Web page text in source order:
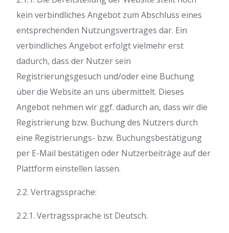
kein verbindliches Angebot zum Abschluss eines
entsprechenden Nutzungsvertrages dar. Ein
verbindliches Angebot erfolgt vielmehr erst
dadurch, dass der Nutzer sein
Registrierungsgesuch und/oder eine Buchung
über die Website an uns übermittelt. Dieses
Angebot nehmen wir ggf. dadurch an, dass wir die
Registrierung bzw. Buchung des Nutzers durch
eine Registrierungs- bzw. Buchungsbestätigung
per E-Mail bestätigen oder Nutzerbeiträge auf der
Plattform einstellen lassen.
2.2. Vertragssprache:
2.2.1. Vertragssprache ist Deutsch.